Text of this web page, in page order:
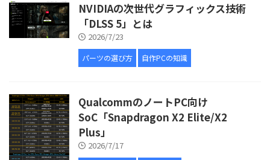
NVIDIAの次世代グラフィックス技術
「DLSS 5」とは
2026/7/23
パーツの選び方 自作PCの知識
QualcommのノートPC向け
SoC「Snapdragon X2 Elite/X2
Plus」
2026/7/17